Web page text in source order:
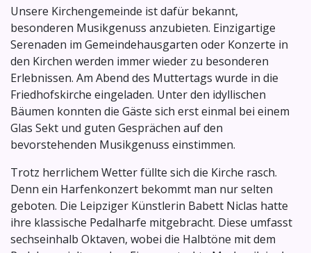
Unsere Kirchengemeinde ist dafür bekannt,
besonderen Musikgenuss anzubieten. Einzigartige
Serenaden im Gemeindehausgarten oder Konzerte in
den Kirchen werden immer wieder zu besonderen
Erlebnissen. Am Abend des Muttertags wurde in die
Friedhofskirche eingeladen. Unter den idyllischen
Bäumen konnten die Gäste sich erst einmal bei einem
Glas Sekt und guten Gesprächen auf den
bevorstehenden Musikgenuss einstimmen.
Trotz herrlichem Wetter füllte sich die Kirche rasch.
Denn ein Harfenkonzert bekommt man nur selten
geboten. Die Leipziger Künstlerin Babett Niclas hatte
ihre klassische Pedalharfe mitgebracht. Diese umfasst
sechseinhalb Oktaven, wobei die Halbtöne mit dem